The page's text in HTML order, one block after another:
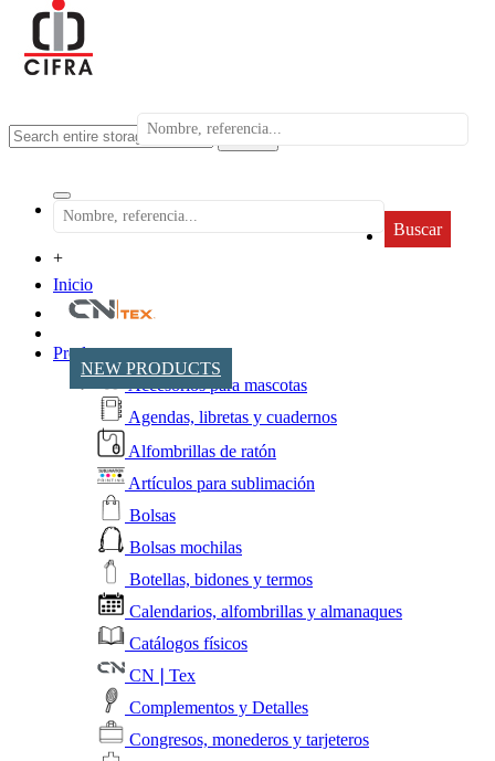
search
Buscar
+
Inicio
NEW PRODUCTS
Productos
Accesorios para mascotas
Agendas, libretas y cuadernos
Alfombrillas de ratón
Artículos para sublimación
Bolsas
Bolsas mochilas
Botellas, bidones y termos
Calendarios, alfombrillas y almanaques
Catálogos físicos
CN❘Tex
Complementos y Detalles
Congresos, monederos y tarjeteros